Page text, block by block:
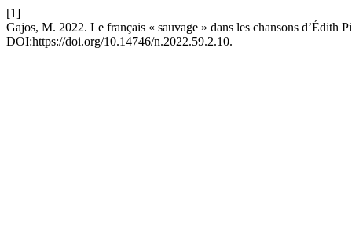
[1]
Gajos, M. 2022. Le français « sauvage » dans les chansons d’Édith
DOI:https://doi.org/10.14746/n.2022.59.2.10.